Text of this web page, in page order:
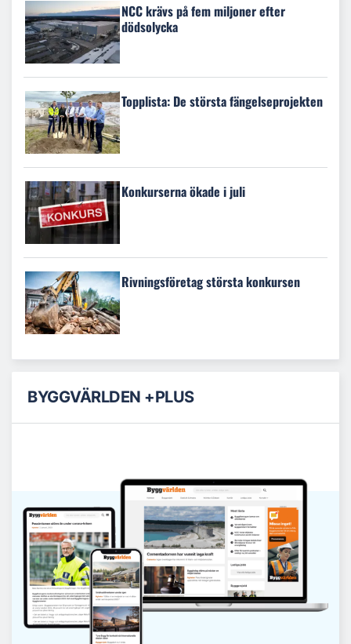
NCC krävs på fem miljoner efter
dödsolycka
Topplista: De största fängelseprojekten
Konkurserna ökade i juli
Rivningsföretag största konkursen
BYGGVÄRLDEN +PLUS